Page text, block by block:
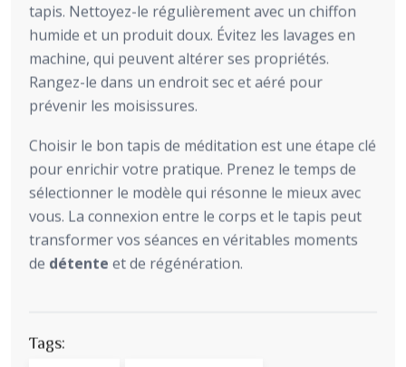
tapis. Nettoyez-le régulièrement avec un chiffon
humide et un produit doux. Évitez les lavages en
machine, qui peuvent altérer ses propriétés.
Rangez-le dans un endroit sec et aéré pour
prévenir les moisissures.
Choisir le bon tapis de méditation est une étape clé
pour enrichir votre pratique. Prenez le temps de
sélectionner le modèle qui résonne le mieux avec
vous. La connexion entre le corps et le tapis peut
transformer vos séances en véritables moments
de détente et de régénération.
Tags: